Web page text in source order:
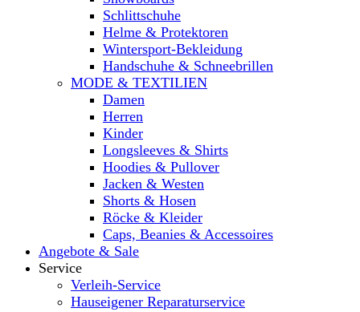
Schlittschuhe
Helme & Protektoren
Wintersport-Bekleidung
Handschuhe & Schneebrillen
MODE & TEXTILIEN
Damen
Herren
Kinder
Longsleeves & Shirts
Hoodies & Pullover
Jacken & Westen
Shorts & Hosen
Röcke & Kleider
Caps, Beanies & Accessoires
Angebote & Sale
Service
Verleih-Service
Hauseigener Reparaturservice